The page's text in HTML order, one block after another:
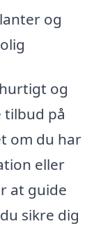
og
og
tilbud på
om du har
eller
at guide
sikre dig